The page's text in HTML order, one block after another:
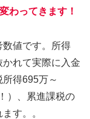
わってきます！
数値です。所得
れて実際に入金
得695万～
）、累進課税の
す。。